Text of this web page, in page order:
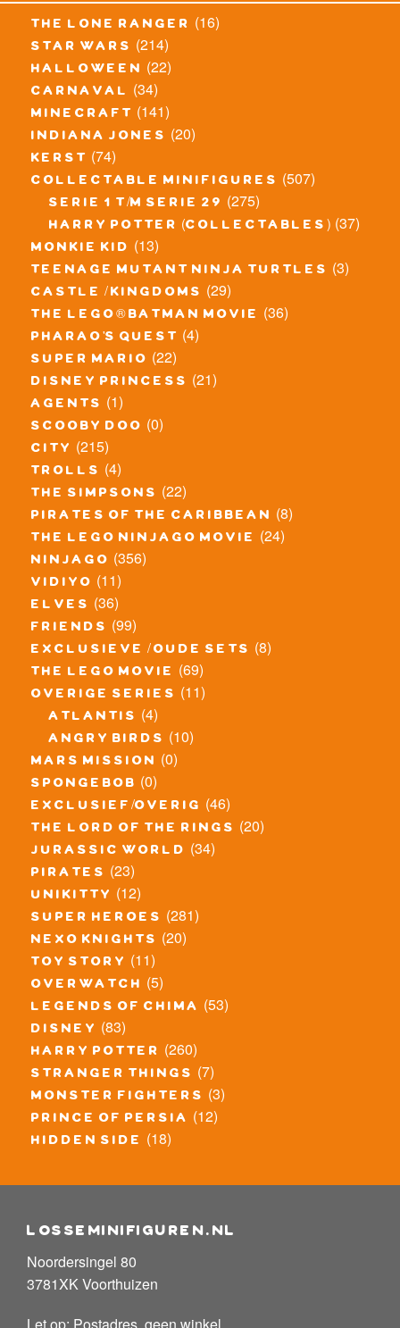
the lone ranger (16)
star wars (214)
halloween (22)
carnaval (34)
minecraft (141)
indiana jones (20)
kerst (74)
collectable minifigures (507)
serie 1 t/m serie 29 (275)
harry potter (collectables) (37)
monkie kid (13)
teenage mutant ninja turtles (3)
castle / kingdoms (29)
the lego® batman movie (36)
pharao's quest (4)
super mario (22)
disney princess (21)
agents (1)
scooby doo (0)
city (215)
trolls (4)
the simpsons (22)
pirates of the caribbean (8)
the lego ninjago movie (24)
ninjago (356)
vidiyo (11)
elves (36)
friends (99)
exclusieve / oude sets (8)
the lego movie (69)
overige series (11)
atlantis (4)
angry birds (10)
mars mission (0)
spongebob (0)
exclusief/overig (46)
the lord of the rings (20)
jurassic world (34)
pirates (23)
unikitty (12)
super heroes (281)
nexo knights (20)
toy story (11)
overwatch (5)
legends of chima (53)
disney (83)
harry potter (260)
stranger things (7)
monster fighters (3)
prince of persia (12)
hidden side (18)
losseminifiguren.nl
Noordersingel 80
3781XK Voorthuizen